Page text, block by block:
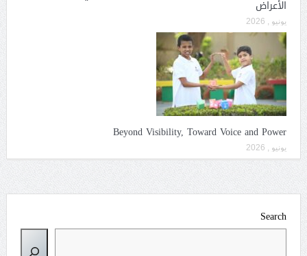
الأعراض
يونيو , 2026
Beyond Visibility, Toward Voice and Power
يونيو , 2026
Search